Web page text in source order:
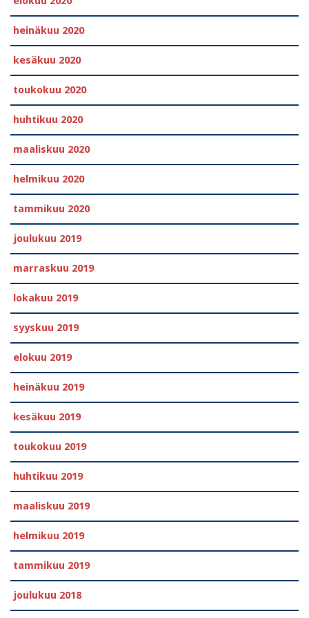
heinäkuu 2020
kesäkuu 2020
toukokuu 2020
huhtikuu 2020
maaliskuu 2020
helmikuu 2020
tammikuu 2020
joulukuu 2019
marraskuu 2019
lokakuu 2019
syyskuu 2019
elokuu 2019
heinäkuu 2019
kesäkuu 2019
toukokuu 2019
huhtikuu 2019
maaliskuu 2019
helmikuu 2019
tammikuu 2019
joulukuu 2018